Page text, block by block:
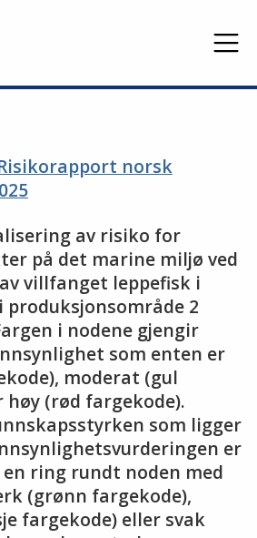
norsk
av risiko for
på det marine miljø ved
villfanget leppefisk i
2
i nodene gjengir
som enten er
moderat (gul
(rød fargekode).
som ligger
er
ring rundt noden med
(grønn fargekode),
fargekode) eller svak